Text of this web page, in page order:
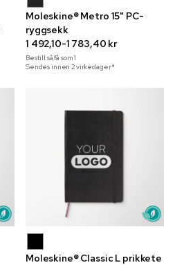
Moleskine® Metro 15" PC-
ryggsekk
1 492,10-1 783,40 kr
Bestill så få som1
Sendes innen 2 virkedager*
Moleskine® Classic L prikkete